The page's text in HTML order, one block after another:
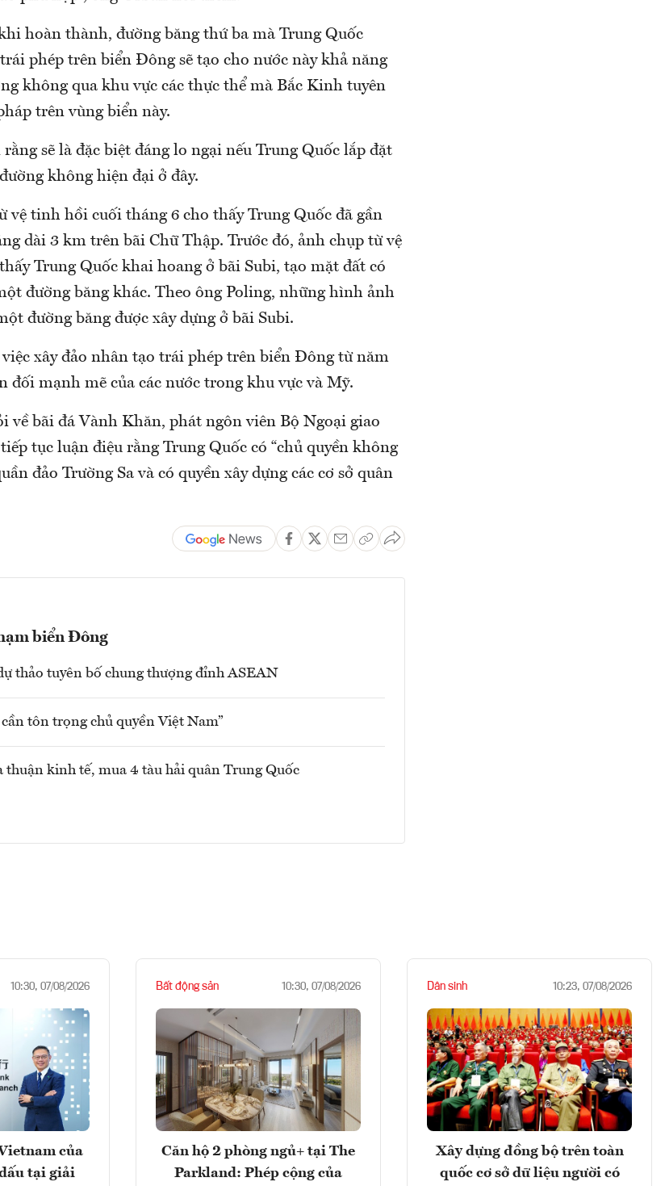
hoàn thành, đường băng thứ ba mà Trung Quốc
phép trên biển Đông sẽ tạo cho nước này khả năng
không qua khu vực các thực thể mà Bắc Kinh tuyên
trên vùng biển này.
sẽ là đặc biệt đáng lo ngại nếu Trung Quốc lắp đặt
không hiện đại ở đây.
vệ tinh hồi cuối tháng 6 cho thấy Trung Quốc đã gần
dài 3 km trên bãi Chữ Thập. Trước đó, ảnh chụp từ vệ
Trung Quốc khai hoang ở bãi Subi, tạo mặt đất có
đường băng khác. Theo ông Poling, những hình ảnh
đường băng được xây dựng ở bãi Subi.
xây đảo nhân tạo trái phép trên biển Đông từ năm
đối mạnh mẽ của các nước trong khu vực và Mỹ.
về bãi đá Vành Khăn, phát ngôn viên Bộ Ngoại giao
tục luận điệu rằng Trung Quốc có “chủ quyền không
đảo Trường Sa và có quyền xây dựng các cơ sở quân
biển Đông
thảo tuyên bố chung thượng đỉnh ASEAN
tôn trọng chủ quyền Việt Nam”
thuận kinh tế, mua 4 tàu hải quân Trung Quốc
10:30, 07/08/2026
của
tại giải
Bất động sản 10:30, 07/08/2026
Căn hộ 2 phòng ngủ+ tại The
Parkland: Phép cộng của
Dân sinh 10:23, 07/08/2026
Xây dựng đồng bộ trên toàn
quốc cơ sở dữ liệu người có